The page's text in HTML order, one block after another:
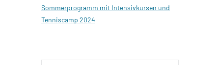
Sommerprogramm mit Intensivkursen und
Tenniscamp 2024